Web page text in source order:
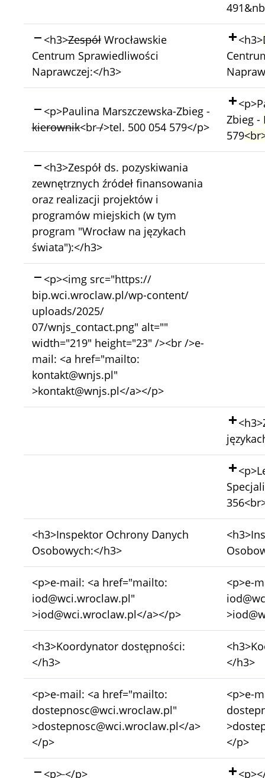
Skasowano:
<h3>ZespółWrocławskie
Centrum Sprawiedliwości
Naprawczej:</h3>
<h3>
Skasowano:
<p>Paulina Marszczewska-Zbieg -
kierownik<br/>tel. 500 054 579</p>
Zbieg -
579
Skasowano:
<h3>Zespół ds. pozyskiwania
zewnętrznych źródeł finansowania
oraz realizacji projektów i
programów miejskich (w tym
program "Wrocław na językach
świata"):</h3>
Skasowano:
<p><img src="https://
bip.wci.wroclaw.pl/wp-content/
uploads/2025/
07/wnjs_contact.png" alt=""
width="219" height="23" /><br />e-
mail: <a href="mailto:
kontakt@wnjs.pl"
>kontakt@wnjs.pl</a></p>
Bez
zmian:
<h3>Inspektor Ochrony Danych
Osobowych:</h3>
Bez
zmian:
Bez
zmian:
<p>e-mail: <a href="mailto:
iod@wci.wroclaw.pl"
>iod@wci.wroclaw.pl</a></p>
Bez
zmian:
<p>e-
Bez
zmian:
<h3>Koordynator dostępności:
</h3>
Bez
zmian:
</h3>
Bez
zmian:
<p>e-mail: <a href="mailto:
dostepnosc@wci.wroclaw.pl"
>dostepnosc@wci.wroclaw.pl</a>
</p>
Bez
zmian:
<p>e-
</p>
Skasowano:
<p> </p>